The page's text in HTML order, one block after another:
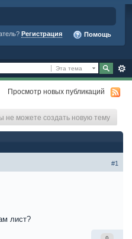
Регистрация Помощь
Эта тема
Просмотр новых публикаций
не можете создать новую тему
#1
лист?